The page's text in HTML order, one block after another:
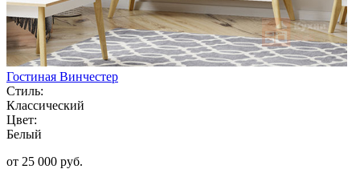
Гостиная Винчестер
Стиль:
Классический
Цвет:
Белый
от 25 000 руб.